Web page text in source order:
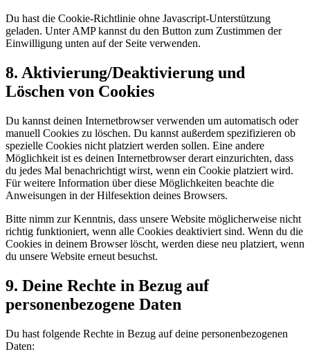
Du hast die Cookie-Richtlinie ohne Javascript-Unterstützung
geladen. Unter AMP kannst du den Button zum Zustimmen der
Einwilligung unten auf der Seite verwenden.
8. Aktivierung/Deaktivierung und
Löschen von Cookies
Du kannst deinen Internetbrowser verwenden um automatisch oder
manuell Cookies zu löschen. Du kannst außerdem spezifizieren ob
spezielle Cookies nicht platziert werden sollen. Eine andere
Möglichkeit ist es deinen Internetbrowser derart einzurichten, dass
du jedes Mal benachrichtigt wirst, wenn ein Cookie platziert wird.
Für weitere Information über diese Möglichkeiten beachte die
Anweisungen in der Hilfesektion deines Browsers.
Bitte nimm zur Kenntnis, dass unsere Website möglicherweise nicht
richtig funktioniert, wenn alle Cookies deaktiviert sind. Wenn du die
Cookies in deinem Browser löscht, werden diese neu platziert, wenn
du unsere Website erneut besuchst.
9. Deine Rechte in Bezug auf
personenbezogene Daten
Du hast folgende Rechte in Bezug auf deine personenbezogenen
Daten: